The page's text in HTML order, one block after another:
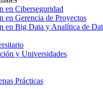
en Ciberseguridad
en Gerencia de Proyectos
en Big Data y Analítica de
y Universidades
Prácticas